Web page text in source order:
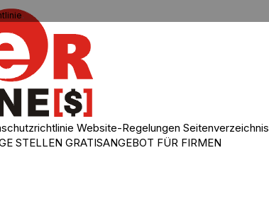
.
Website-Regelungen Seitenverzeichnis
STELLEN GRATISANGEBOT FÜR FIRMEN